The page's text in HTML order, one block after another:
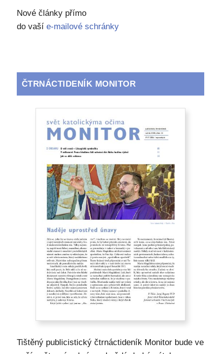
Nové články přímo
do vaší e-mailové schránky
ČTRNÁCTIDENÍK MONITOR
Tištěný publicistický čtrnáctideník Monitor bude ve